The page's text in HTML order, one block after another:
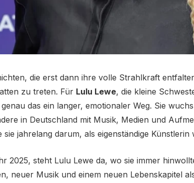
die erst dann ihre volle Strahlkraft
zu treten. Für Lulu Lewe, die kleine
das ein langer, emotionaler Weg. Sie
in Deutschland mit Musik, Medien und
sie jahrelang darum, als eigenständige
2025, steht Lulu Lewe da, wo sie immer
neuer Musik und einem neuen Lebenskapitel